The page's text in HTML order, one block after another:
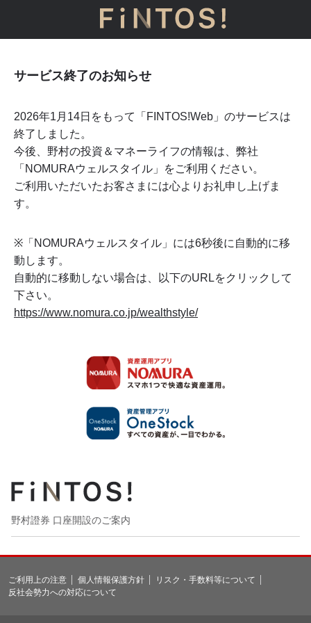
サービス終了のお知らせ
2026年1月14日をもって「FINTOS!Web」のサービスは
終了しました。
今後、野村の投資＆マネーライフの情報は、弊社
「NOMURAウェルスタイル」をご利用ください。
ご利用いただいたお客さまには心よりお礼申し上げま
す。
※「NOMURAウェルスタイル」には6秒後に自動的に移
動します。
自動的に移動しない場合は、以下のURLをクリックして
下さい。
https://www.nomura.co.jp/wealthstyle/
野村證券 口座開設のご案内
ご利用上の注意 個人情報保護方針
リスク・手数料等について
反社会勢力への対応について